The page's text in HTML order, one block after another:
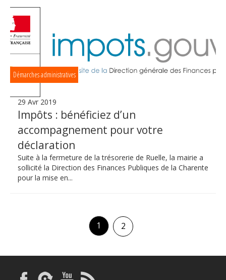
Démarches administratives
29 Avr 2019
Impôts : bénéficiez d’un
accompagnement pour votre
déclaration
Suite à la fermeture de la trésorerie de Ruelle, la mairie a
sollicité la Direction des Finances Publiques de la Charente
pour la mise en...
1 2